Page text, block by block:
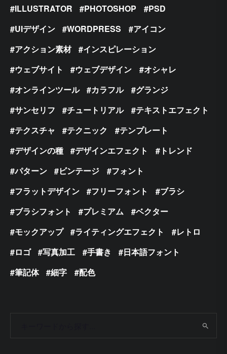
ILLUSTRATOR
PHOTOSHOP
PSD
UIデザイン
WORDPRESS
アイコン
アクション素材
インスピレーション
ウェブサイト
ウェブデザイン
オシャレ
オンラインツール
カラフル
グランジ
サンセリフ
チュートリアル
テキストエフェクト
テクスチャ
テクニック
テンプレート
デザインの種
デザインエフェクト
トレンド
パターン
ビンテージ
フォント
フラットデザイン
フリーフォント
ブラシ
ブラシフォント
プレミアム
ベクター
モックアップ
ライティングエフェクト
レトロ
ロゴ
写真加工 手書き
日本語フォント
筆記体
細字 配色